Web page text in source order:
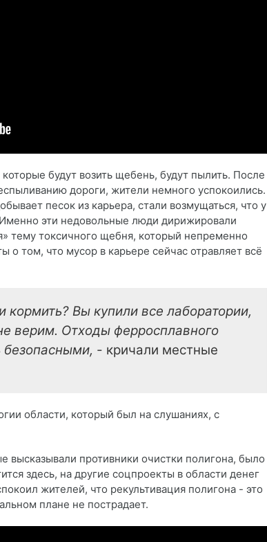
будут возить щебень, будут пылить. После
дороги, жители немного успокоились.
песок из карьера, стали возмущаться, что у
эти недовольные люди дирижировали
тему токсичного щебня, который непременно
о том, что мусор в карьере сейчас отравляет всё
Вы купили все лаборатории,
верим. Отходы ферросплавного
безопасными, - кричали местные
области, который был на слушаниях, с
высказывали противники очистки полигона, было
здесь, на другие соцпроекты в области денег
жителей, что рекультивация полигона - это
плане не пострадает.